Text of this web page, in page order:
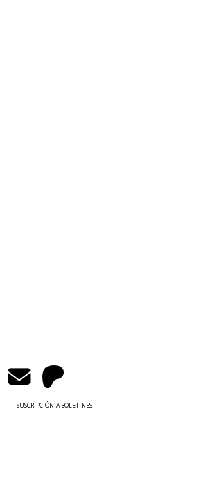
SUSCRIPCIÓN A BOLETINES